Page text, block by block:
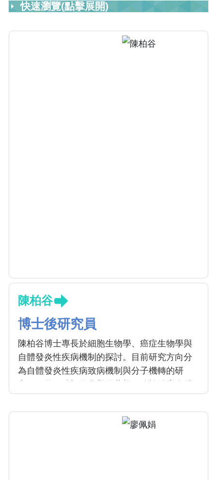
快速瀏覽(點擊展開)
陳柏谷
博士後研究員
陳柏谷博士專長於細胞生物學、癌症生物學與
自體發炎性疾病機制的探討。目前研究方向分
為自體發炎性疾病致病機制與分子機轉的研